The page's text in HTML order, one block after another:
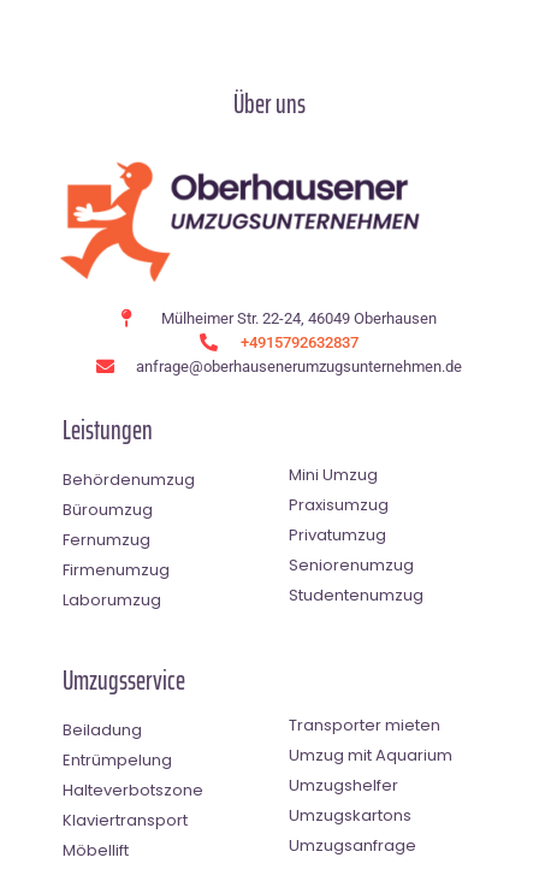
Über uns
Mülheimer Str. 22-24, 46049 Oberhausen
+4915792632837
anfrage@oberhausenerumzugsunternehmen.de
Leistungen
Behördenumzug
Büroumzug
Fernumzug
Firmenumzug
Laborumzug
Mini Umzug
Praxisumzug
Privatumzug
Seniorenumzug
Studentenumzug
Umzugsservice
Beiladung
Entrümpelung
Halteverbotszone
Klaviertransport
Möbellift
Transporter mieten
Umzug mit Aquarium
Umzugshelfer
Umzugskartons
Umzugsanfrage